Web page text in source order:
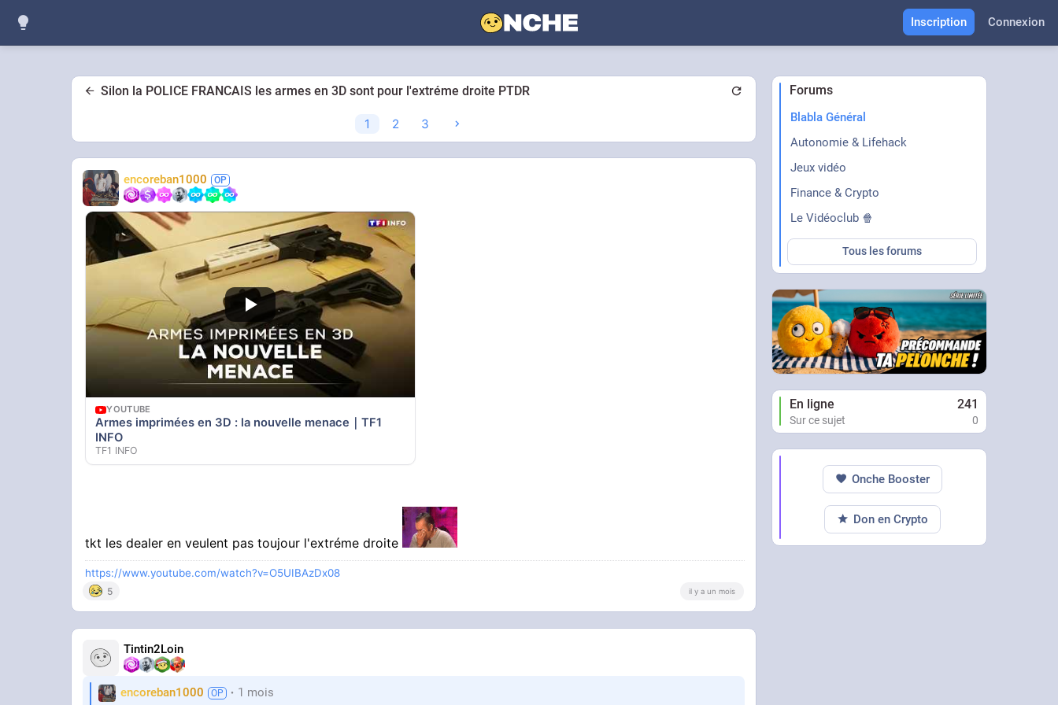
Inscription Connexion
Silon la POLICE FRANCAIS les armes en 3D sont pour l'extréme droite PTDR
1 2 3
encoreban1000
YOUTUBE
Armes imprimées en 3D : la nouvelle menace｜TF1
INFO
TF1 INFO
tkt les dealer en veulent pas toujour l'extréme droite
https://www.youtube.com/watch?v=O5UIBAzDx08
5 il y a un mois
Tintin2Loin
encoreban1000 1 mois
Forums
Blabla Général
Autonomie & Lifehack
Jeux vidéo
Finance & Crypto
Le Vidéoclub 🍿
Tous les forums
En ligne 241
Sur ce sujet 0
Onche Booster
Don en Crypto